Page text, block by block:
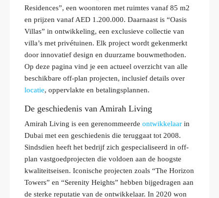
Residences”, een woontoren met ruimtes vanaf 85 m2
en prijzen vanaf AED 1.200.000. Daarnaast is “Oasis
Villas” in ontwikkeling, een exclusieve collectie van
villa’s met privétuinen. Elk project wordt gekenmerkt
door innovatief design en duurzame bouwmethoden.
Op deze pagina vind je een actueel overzicht van alle
beschikbare off-plan projecten, inclusief details over
locatie, oppervlakte en betalingsplannen.
De geschiedenis van Amirah Living
Amirah Living is een gerenommeerde ontwikkelaar in
Dubai met een geschiedenis die teruggaat tot 2008.
Sindsdien heeft het bedrijf zich gespecialiseerd in off-
plan vastgoedprojecten die voldoen aan de hoogste
kwaliteitseisen. Iconische projecten zoals “The Horizon
Towers” en “Serenity Heights” hebben bijgedragen aan
de sterke reputatie van de ontwikkelaar. In 2020 won